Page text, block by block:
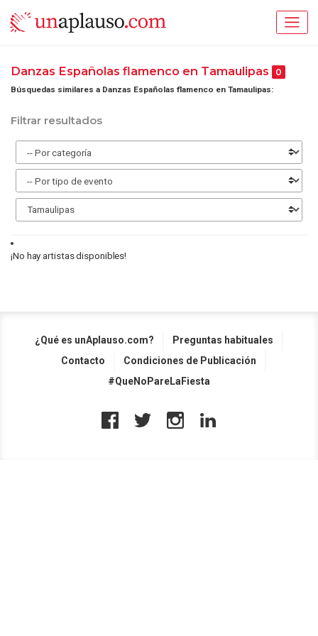
Danzas Españolas flamenco en Tamaulipas 0
Búsquedas similares a Danzas Españolas flamenco en Tamaulipas:
Filtrar resultados
¡No hay artistas disponibles!
¿Qué es unAplauso.com?
Preguntas habituales
Contacto
Condiciones de Publicación
#QueNoPareLaFiesta